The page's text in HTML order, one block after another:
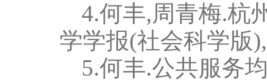
4.何丰,周青梅.杭
学学报(社会科学版
5.何丰.公共服务